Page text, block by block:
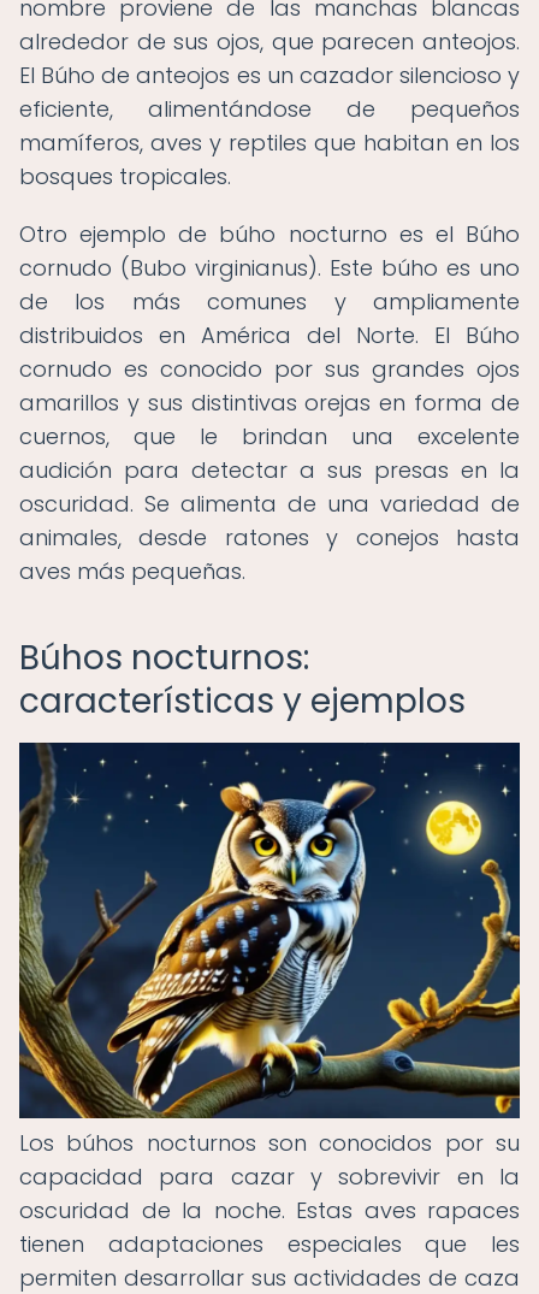
nombre proviene de las manchas blancas
alrededor de sus ojos, que parecen anteojos.
El Búho de anteojos es un cazador silencioso y
eficiente, alimentándose de pequeños
mamíferos, aves y reptiles que habitan en los
bosques tropicales.
Otro ejemplo de búho nocturno es el Búho
cornudo (Bubo virginianus). Este búho es uno
de los más comunes y ampliamente
distribuidos en América del Norte. El Búho
cornudo es conocido por sus grandes ojos
amarillos y sus distintivas orejas en forma de
cuernos, que le brindan una excelente
audición para detectar a sus presas en la
oscuridad. Se alimenta de una variedad de
animales, desde ratones y conejos hasta
aves más pequeñas.
Búhos nocturnos:
características y ejemplos
Los búhos nocturnos son conocidos por su
capacidad para cazar y sobrevivir en la
oscuridad de la noche. Estas aves rapaces
tienen adaptaciones especiales que les
permiten desarrollar sus actividades de caza